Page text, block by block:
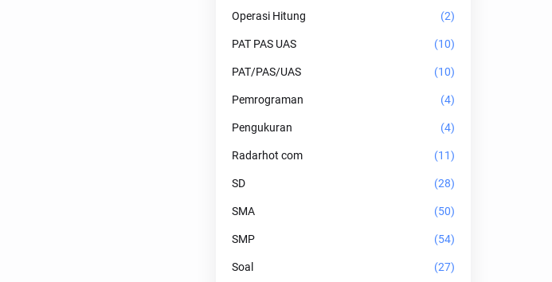
Operasi Hitung (2)
PAT PAS UAS (10)
PAT/PAS/UAS (10)
Pemrograman (4)
Pengukuran (4)
Radarhot com (11)
SD (28)
SMA (50)
SMP (54)
Soal (27)